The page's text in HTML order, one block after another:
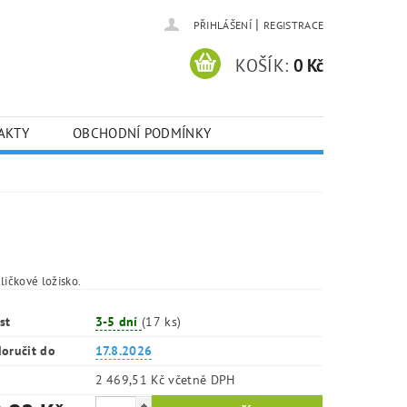
PŘIHLÁŠENÍ | REGISTRACE
KOŠÍK: 0 Kč
OBCHODNÍ PODMÍNKY
ložisko.
3-5 dní(17 ks)
do
17.8.2026
2 469,51 Kč včetně DPH